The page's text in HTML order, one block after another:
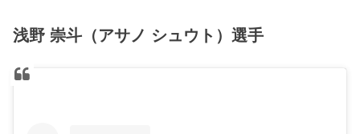
浅野 崇斗（アサノ シュウト）選手